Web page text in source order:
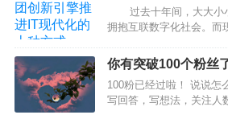
种方式
过去十年间，大大小
拥抱互联数字化社会。而
俨然成为我们的办公和学
在不断提供创新…
你有突破100个粉丝
100粉已经过啦！ 说说怎
写回答，写想法，关注人